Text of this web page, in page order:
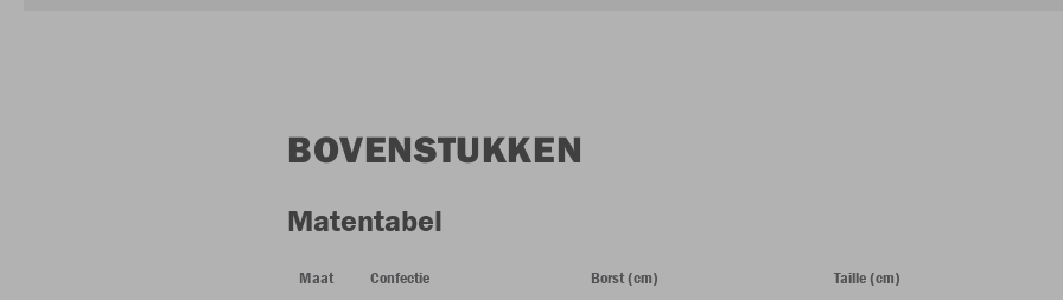
BOVENSTUKKEN
Matentabel
Maat Confectie Borst (cm) Taille (cm)